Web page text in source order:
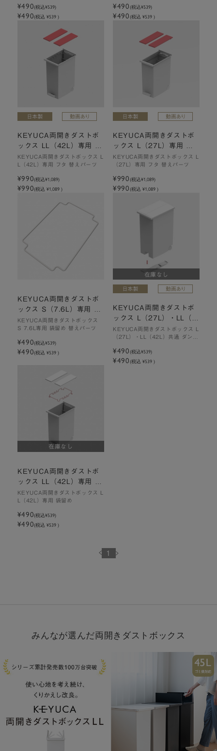
¥490(税込¥539)
¥490(税込 ¥539 )
¥490(税込¥539)
¥490(税込 ¥539 )
KEYUCA両開きダストボ
ックス LL（42L）専用 フ
タ 替えパーツ
KEYUCA両開きダストボックス L
L（42L）専用 フタ 替えパーツ
¥990(税込¥1,089)
¥990(税込 ¥1,089 )
KEYUCA両開きダストボ
ックス L（27L）専用 フ
タ 替えパーツ
KEYUCA両開きダストボックス L
（27L）専用 フタ 替えパーツ
¥990(税込¥1,089)
¥990(税込 ¥1,089 )
KEYUCA両開きダストボ
ックス S（7.6L）専用 袋
留め 替えパーツ
KEYUCA両開きダストボックス
S 7.6L専用 袋留め 替えパーツ
¥490(税込¥539)
¥490(税込 ¥539 )
在庫なし
KEYUCA両開きダストボ
ックス L（27L）・LL（4
2L）共通 ダンパー 替えパ
ーツ
KEYUCA両開きダストボックス L
（27L）・LL（42L）共通 ダンパ
¥490(税込¥539)
¥490(税込 ¥539 )
在庫なし
KEYUCA両開きダストボ
ックス LL（42L）専用 袋
留め 替えパーツ
KEYUCA両開きダストボックス L
L（42L）専用 袋留め
¥490(税込¥539)
¥490(税込 ¥539 )
1
みんなが選んだ両開きダストボックス